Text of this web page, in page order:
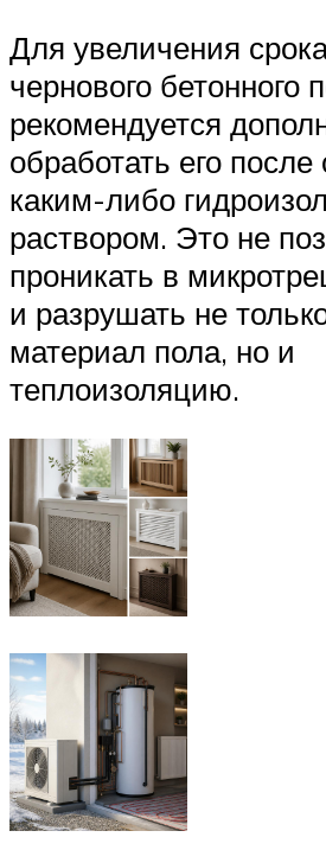
Для увеличения
чернового бетонного
рекомендуется
обработать его
каким-либо
раствором. Это не
проникать в
и разрушать не
материал пола, но и
теплоизоляцию.